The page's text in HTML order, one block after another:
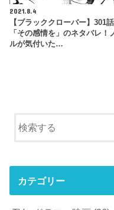
2021.8.4
【ブラッククローバー】301話
「その感情を」のネタバレ！
ルが気付いた…
カテゴリー